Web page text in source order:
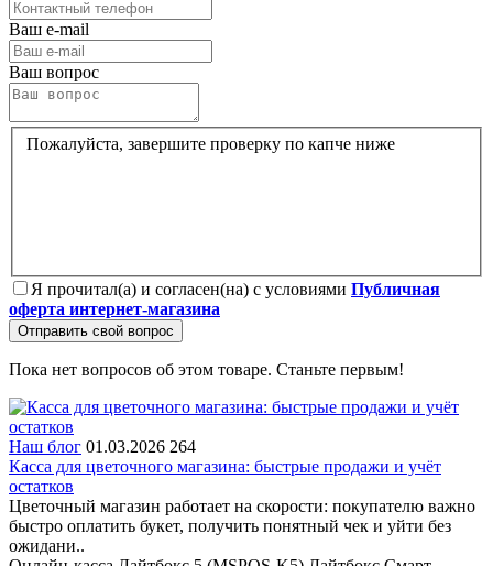
Ваш e-mail
Ваш вопрос
Пожалуйста, завершите проверку по капче ниже
Я прочитал(а) и согласен(на) с условиями Публичная
оферта интернет-магазина
Отправить свой вопрос
Пока нет вопросов об этом товаре. Станьте первым!
Наш блог 01.03.2026 264
Касса для цветочного магазина: быстрые продажи и учёт
остатков
Цветочный магазин работает на скорости: покупателю важно
быстро оплатить букет, получить понятный чек и уйти без
ожидани..